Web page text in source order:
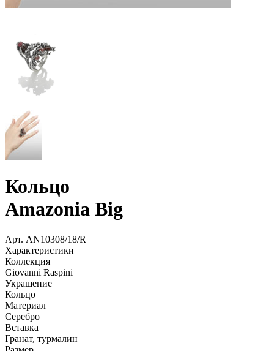
Кольцо
Amazonia Big
Арт. AN10308/18/R
Характеристики
Коллекция
Giovanni Raspini
Украшение
Кольцо
Материал
Серебро
Вставка
Гранат, турмалин